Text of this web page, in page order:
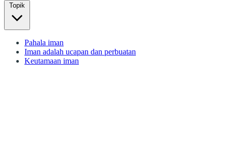
Topik
Pahala iman
Iman adalah ucapan dan perbuatan
Keutamaan iman